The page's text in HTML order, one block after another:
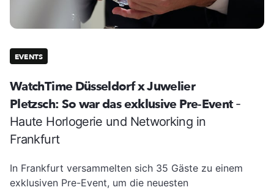
EVENTS
WatchTime Düsseldorf x Juwelier
Pletzsch: So war das exklusive Pre-Event-
Haute Horlogerie und Networking in
Frankfurt
In Frankfurt versammelten sich 35 Gäste zu einem
exklusiven Pre-Event, um die neuesten